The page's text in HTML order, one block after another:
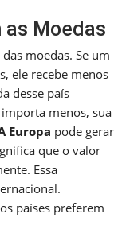
Moedas
moedas. Se um
ele recebe menos
desse país
menos, sua
Europa pode gerar
que o valor
Essa
países preferem